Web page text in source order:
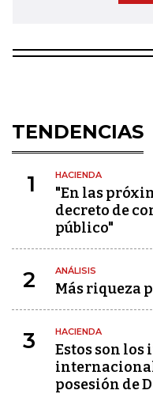
TENDENCIAS
1 HACIENDA
"En las
decreto de
público"
2 ANÁLISIS
Más riqueza
3 HACIENDA
Estos son
posesión de